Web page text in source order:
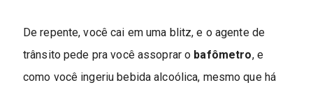
De repente, você cai em uma blitz, e o agente de
trânsito pede pra você assoprar o bafômetro, e
como você ingeriu bebida alcoólica, mesmo que há